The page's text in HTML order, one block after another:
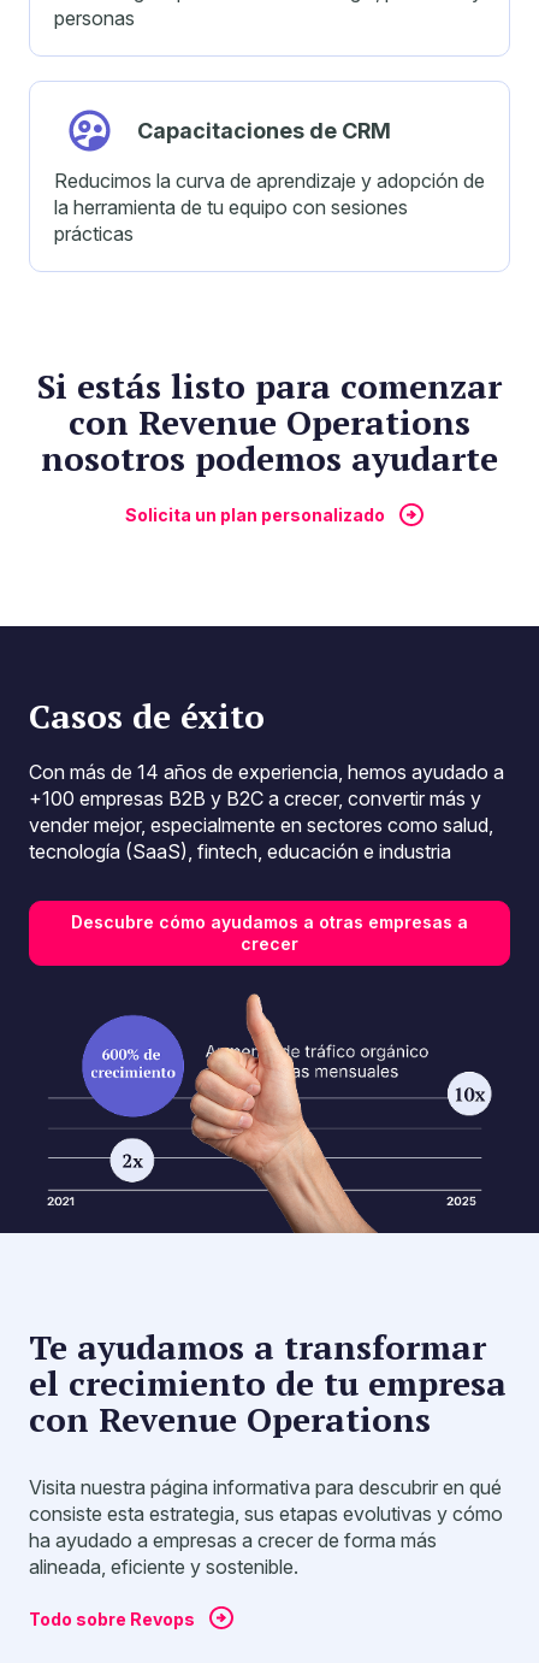
personas
Capacitaciones de CRM
Reducimos la curva de aprendizaje y adopción de
la herramienta de tu equipo con sesiones
prácticas
Si estás listo para comenzar
con Revenue Operations
nosotros podemos ayudarte
Solicita un plan personalizado
Casos de éxito
Con más de 14 años de experiencia, hemos ayudado a
+100 empresas B2B y B2C a crecer, convertir más y
vender mejor, especialmente en sectores como salud,
tecnología (SaaS), fintech, educación e industria
Descubre cómo ayudamos a otras empresas a
crecer
Te ayudamos a transformar
el crecimiento de tu empresa
con Revenue Operations
Visita nuestra página informativa para descubrir en qué
consiste esta estrategia, sus etapas evolutivas y cómo
ha ayudado a empresas a crecer de forma más
alineada, eficiente y sostenible.
Todo sobre Revops